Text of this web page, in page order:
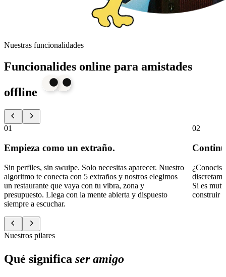
Nuestras funcionalidades
Funcionalides online para amistades
offline
01
Empieza como un extraño.
Sin perfiles, sin swuipe. Solo necesitas aparecer. Nuestro
algoritmo te conecta con 5 extraños y nostros elegimos
un restaurante que vaya con tu vibra, zona y
presupuesto. Llega con la mente abierta y dispuesto
siempre a escuchar.
02
Si es
construir
Nuestros pilares
Qué significa ser amigo